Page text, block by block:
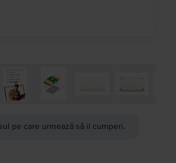
pe care urmează să îl cumperi.